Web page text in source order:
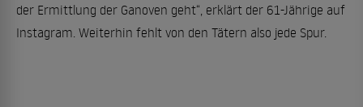
der Ermittlung der Ganoven geht“, erklärt der 61-Jährige auf
Instagram. Weiterhin fehlt von den Tätern also jede Spur.